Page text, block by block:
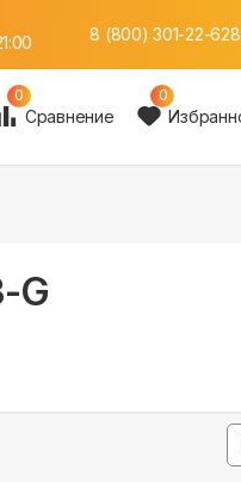
8 (800) 301-22-62
0
Сравнение
0
G